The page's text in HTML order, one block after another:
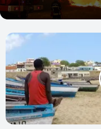
Edil
nega
envolvimento
na
programação
das
viagens
marítimas
para